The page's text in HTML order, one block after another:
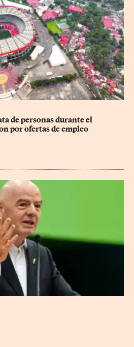
de personas durante el
por ofertas de empleo